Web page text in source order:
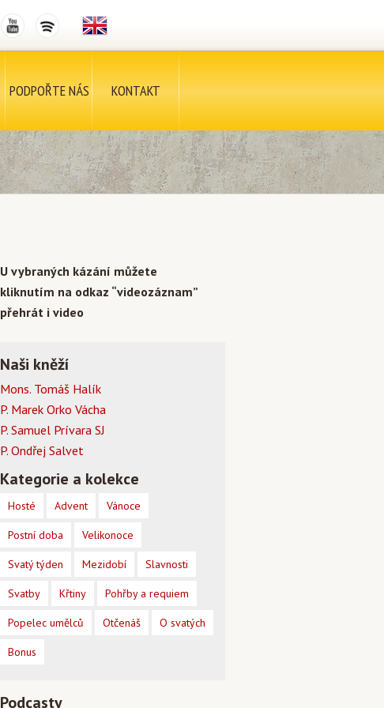
PODPOŘTE NÁS KONTAKT
U vybraných kázání můžete
kliknutím na odkaz “videozáznam”
přehrát i video
Naši kněží
Mons. Tomáš Halík
P. Marek Orko Vácha
P. Samuel Prívara SJ
P. Ondřej Salvet
Kategorie a kolekce
Hosté Advent Vánoce
Postní doba Velikonoce
Svatý týden Mezidobí Slavnosti
Svatby Křtiny Pohřby a requiem
Popelec umělců Otčenáš O svatých
Bonus
Podcasty